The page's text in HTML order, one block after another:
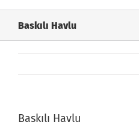
Baskılı Havlu
Baskılı Havlu